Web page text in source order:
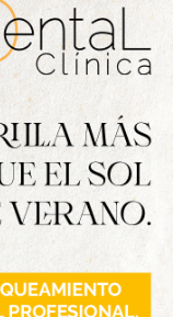
edición de
sobre la